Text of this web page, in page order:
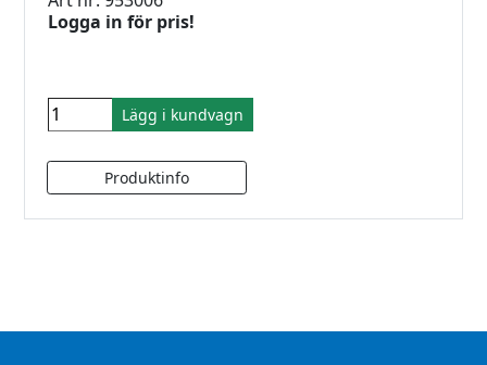
Logga in för pris!
Lägg i kundvagn